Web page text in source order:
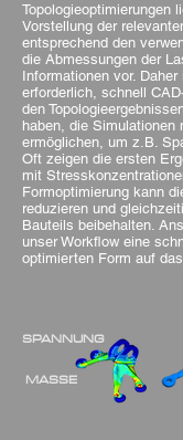
Topologieoptimierungen
Vorstellung der
entsprechend den
die Abmessungen der
Informationen vor.
erforderlich, schnell
den
haben, die Simulationen
ermöglichen, um z.B.
Oft zeigen die ersten
mit
Formoptimierung kann
reduzieren und
Bauteils beibehalten.
unser Workflow eine
optimierten Form auf
SPANNUNG
MASSE